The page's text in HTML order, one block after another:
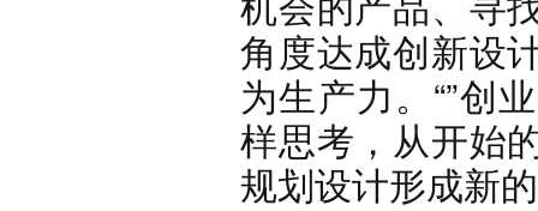
角度达成创新设
为生产力。“”创
样思考，从开始
规划设计形成新